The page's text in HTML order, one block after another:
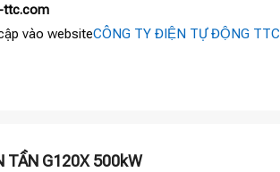
ttc.com
vào websiteCÔNG TY ĐIỆN TỰ ĐỘNG TTC
TẦN G120X 500kW